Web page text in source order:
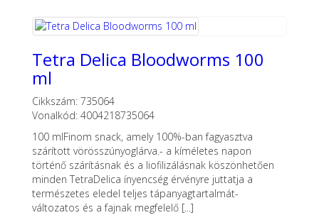
Tetra Delica Bloodworms 100
ml
Cikkszám: 735064
Vonalkód: 4004218735064
100 mlFinom snack, amely 100%-ban fagyasztva
szárított vörösszúnyoglárva.- a kíméletes napon
történő szárításnak és a liofilizálásnak köszönhetően
minden TetraDelica ínyencség érvényre juttatja a
természetes eledel teljes tápanyagtartalmát-
változatos és a fajnak megfelelő [...]